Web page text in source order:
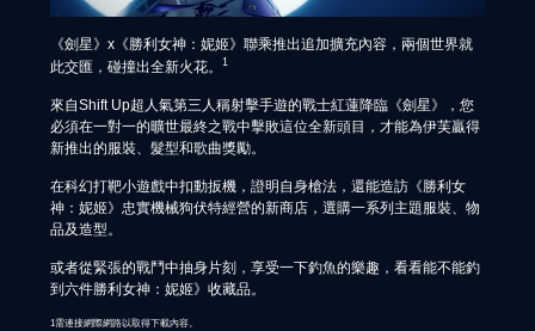
《劍星》x《勝利女神：妮姬》聯乘推出追加擴充內容，兩個世界就
此交匯，碰撞出全新火花。
1
來自Shift Up超人氣第三人稱射擊手遊的戰士紅蓮降臨《劍星》，您
必須在一對一的曠世最終之戰中擊敗這位全新頭目，才能為伊芙贏得
新推出的服裝、髮型和歌曲獎勵。
在科幻打靶小遊戲中扣動扳機，證明自身槍法，還能造訪《勝利女
神：妮姬》忠實機械狗伏特經營的新商店，選購一系列主題服裝、物
品及造型。
或者從緊張的戰鬥中抽身片刻，享受一下釣魚的樂趣，看看能不能釣
到六件勝利女神：妮姬》收藏品。
1需連接網際網路以取得下載內容。